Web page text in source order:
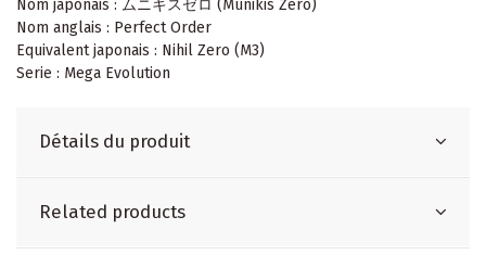
Nom japonais : ムニキスゼロ (Munikis Zero)
Nom anglais : Perfect Order
Equivalent japonais : Nihil Zero (M3)
Serie : Mega Evolution
Détails du produit
Related products